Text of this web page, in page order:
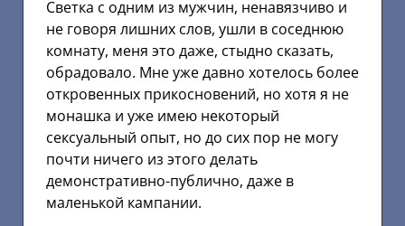
Светка с одним из мужчин, ненавязчиво и
не говоря лишних слов, ушли в соседнюю
комнату, меня это даже, стыдно сказать,
обрадовало. Мне уже давно хотелось более
откровенных прикосновений, но хотя я не
монашка и уже имею некоторый
сексуальный опыт, но до сих пор не могу
почти ничего из этого делать
демонстративно-публично, даже в
маленькой кампании.